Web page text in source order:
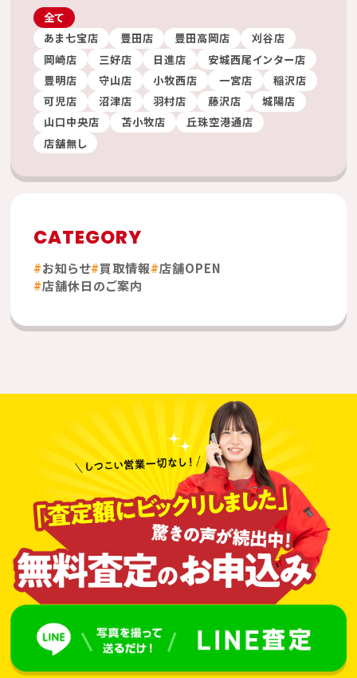
全て
あま七宝店
豊田店 豊田高岡店
刈谷店
岡崎店
三好店 日進店
安城西尾インター店
豊明店
守山店 小牧西店 一宮店
稲沢店
可児店
沼津店 羽村店 藤沢店
城陽店
山口中央店
苫小牧店
丘珠空港通店
店舗無し
CATEGORY
お知らせ 買取情報 店舗OPEN
店舗休日のご案内